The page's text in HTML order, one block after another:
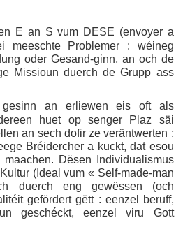
E an S vum DESE (envoyer a
meeschte Problemer : wéineg
oder Gesand-ginn, an och de
Missioun duerch de Grupp ass
an erliewen eis oft als
huet op senger Plaz säi
an sech dofir ze veräntwerten ;
Bréidercher a kuckt, dat esou
Dësen Individualismus
(Ideal vum « Self-made-man
duerch eng gewëssen (och
gefördert gëtt : eenzel beruff,
geschéckt, eenzel viru Gott